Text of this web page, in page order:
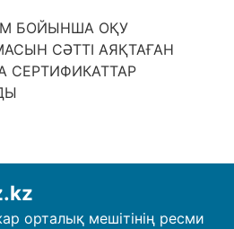
БОЙЫНША ОҚУ
СӘТТІ АЯҚТАҒАН
СЕРТИФИКАТТАР
орталық мешітінің ресми